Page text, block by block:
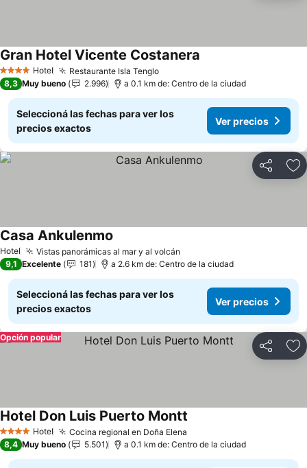
4 EstrellasHotel Restaurante Isla Tenglo
Gran Hotel Vicente Costanera
8,3 Muy bueno 2.996 a 0.1 km de: Centro de la ciudad
Seleccioná las fechas para ver los
precios exactos
Ver precios
Compartir
Hotel Vistas panorámicas al mar y al volcán
Casa Ankulenmo
9,1 Excelente 181 a 2.6 km de: Centro de la ciudad
Seleccioná las fechas para ver los
precios exactos
Ver precios
Compartir
Opción popular
4 EstrellasHotel Cocina regional en Doña Elena
Hotel Don Luis Puerto Montt
8,4 Muy bueno 5.501 a 0.1 km de: Centro de la ciudad